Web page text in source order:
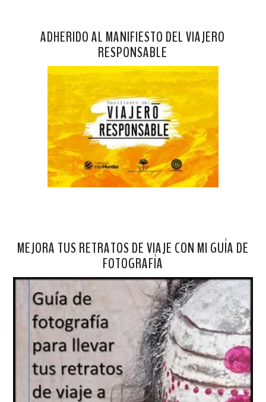
ADHERIDO AL MANIFIESTO DEL VIAJERO
RESPONSABLE
MEJORA TUS RETRATOS DE VIAJE CON MI GUÍA DE
FOTOGRAFÍA